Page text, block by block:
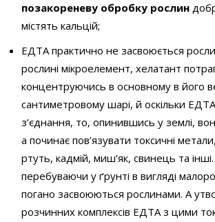
позакореневу обробку рослин
містять кальцій;
ЕДТА практично не засвоюється
рослині мікроелемент, хелатант
концентруючись в основному в його
сантиметровому шарі, й оскільки
з’єднання, то, опинившись у землі,
а починає пов’язувати токсичні
ртуть, кадмій, миш’як, свинець та
перебуваючи у ґрунті в вигляді
погано засвоюються рослинами. А
розчинних комплексів ЕДТА з цими